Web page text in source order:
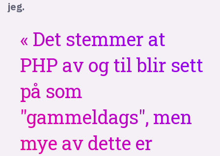
jeg.
Det stemmer at
PHP av og til blir sett
på som
"gammeldags", men
mye av dette er